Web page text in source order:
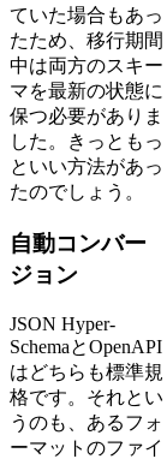
ていた場合もあっ
たため、移行期間
中は両方のスキー
マを最新の状態に
保つ必要がありま
した。きっともっ
といい方法があっ
たのでしょう。
自動コンバー
ジョン
JSON Hyper-
SchemaとOpenAPI
はどちらも標準規
格です。それとい
うのも、あるフォ
ーマットのファイ